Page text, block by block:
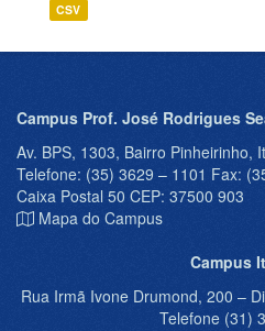
CSV
Campus Prof. José Rodrigues
Av. BPS, 1303, Bairro Pinheirinho,
Telefone: (35) 3629 – 1101 Fax:
Caixa Postal 50 CEP: 37500 903
Mapa do Campus
Campus
Rua Irmã Ivone Drumond, 200 –
Telefone (31)